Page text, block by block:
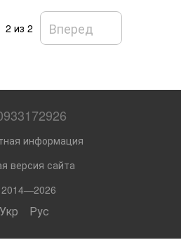
2 из 2 Вперед
информация
версия сайта
Укр Рус